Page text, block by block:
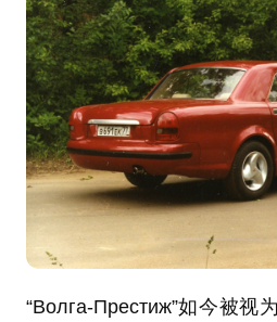
“Волга-Престиж”如今被视